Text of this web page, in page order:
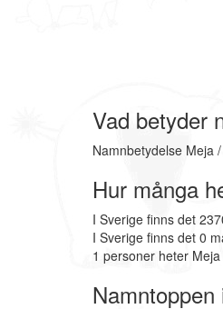
Vad betyder
Namnbetydelse Meja
Hur många
I Sverige finns det
I Sverige finns det 0
1 personer heter